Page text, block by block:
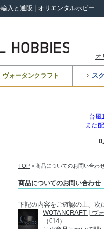
入と通販 | オリエンタルホビー
オ
ヴォータンクラフト > ス
台風
また
8
TOP > 商品についてのお問い合わ
商品についてのお問い合わせ
下記の内容をご確認の上、次
WOTANCRAFT | ヴ
（014）